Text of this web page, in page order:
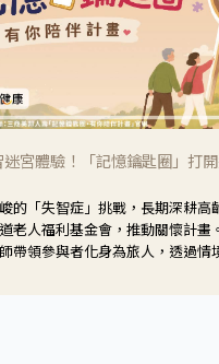
宮體驗！「記憶鑰匙圈」打
的「失智症」挑戰，長期深耕高
福利基金會，推動關懷計畫。 透過沉浸式「孟婆體
帶領參與者化身為旅人，透過情